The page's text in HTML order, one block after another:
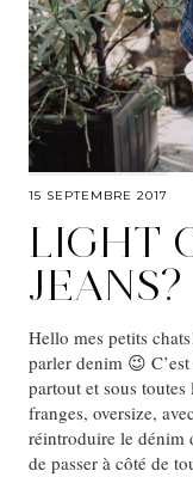
15 SEPTEMBRE 2017
LIGHT
JEANS?
Hello mes petits
parler denim 😉
partout et sous
franges, oversize,
réintroduire le dénim
de passer à côté de